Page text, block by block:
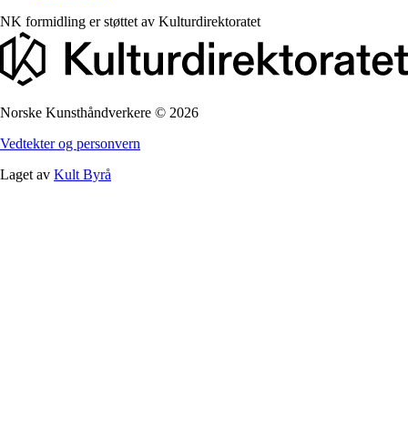
NK formidling er støttet av Kulturdirektoratet
Norske Kunsthåndverkere © 2026
Vedtekter og personvern
Laget av Kult Byrå